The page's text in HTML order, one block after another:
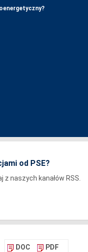
od PSE?
naszych kanałów RSS.
DOC PDF